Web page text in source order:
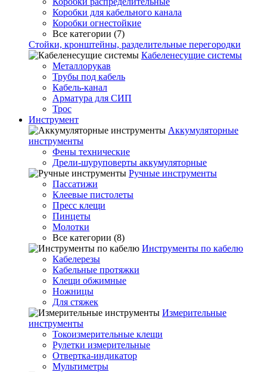
Коробки для кабельного канала
Коробки огнестойкие
Все категории (7)
Стойки, кронштейны, разделительные перегородки
Кабеленесущие системы
Металлорукав
Трубы под кабель
Кабель-канал
Арматура для СИП
Трос
Инструмент
Аккумуляторные
инструменты
Фены технические
Дрели-шуруповерты аккумуляторные
Ручные инструменты
Пассатижи
Клеевые пистолеты
Пресс клещи
Пинцеты
Молотки
Все категории (8)
Инструменты по кабелю
Кабелерезы
Кабельные протяжки
Клещи обжимные
Ножницы
Для стяжек
Измерительные
инструменты
Токоизмерительные клещи
Рулетки измерительные
Отвертка-индикатор
Мультиметры